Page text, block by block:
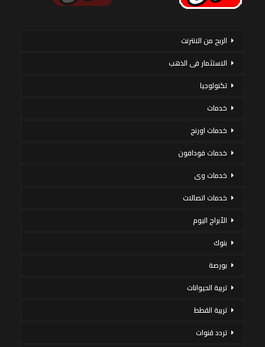
الربح من الانترنت
الاستثمار فى الذهب
تكنولوجيا
خدمات
خدمات اورنج
خدمات فودافون
خدمات وى
خدمات اتصالات
الأبراج اليوم
بنوك
بورصة
تربية الحيوانات
تربية القطط
تردد قنوات